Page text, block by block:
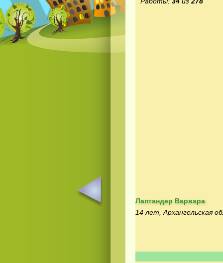
Лаптандер Варвара
14 лет, Архангельская